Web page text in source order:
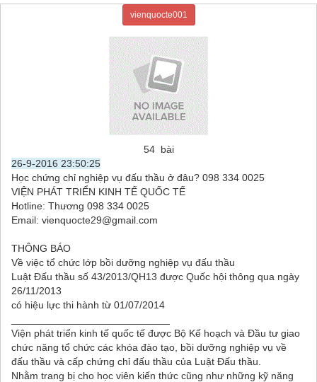
vienquocte001
54 bài
26-9-2016 23:50:25
Học chứng chỉ nghiệp vụ đấu thầu ở đâu? 098 334 0025
VIỆN PHÁT TRIỂN KINH TẾ QUỐC TẾ
Hotline: Thương 098 334 0025
Email: vienquocte29@gmail.com
THÔNG BÁO
Về việc tổ chức lớp bồi dưỡng nghiệp vụ đấu thầu
Luật Đấu thầu số 43/2013/QH13 được Quốc hội thông qua ngày
26/11/2013
có hiệu lực thi hành từ 01/07/2014
Viện phát triển kinh tế quốc tế được Bộ Kế hoạch và Đầu tư giao
chức năng tổ chức các khóa đào tạo, bồi dưỡng nghiệp vụ về
đấu thầu và cấp chứng chỉ đấu thầu của Luật Đấu thầu.
Nhằm trang bị cho học viên kiến thức cũng như những kỹ năng